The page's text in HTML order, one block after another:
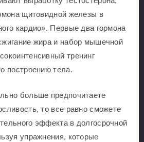
щитовидной железы в
кардио». Первые два гормона
жира и набор мышечной
тренинг
построению тела.
больше предпочитаете
то все равно сможете
эффекта в долгосрочной
упражнения, которые